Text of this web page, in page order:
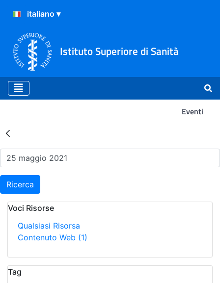
Istituto Superiore di Sanità
Eventi
Risultati della Ricerca -
Ricerca
Voci Risorse
Qualsiasi Risorsa
Contenuto Web (1)
Tag